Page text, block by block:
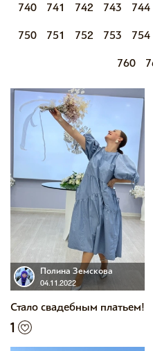
740 741 742 743 744
750 751 752 753 754
760
Полина Земскова
04.11.2022
Стало свадебным платьем!
1